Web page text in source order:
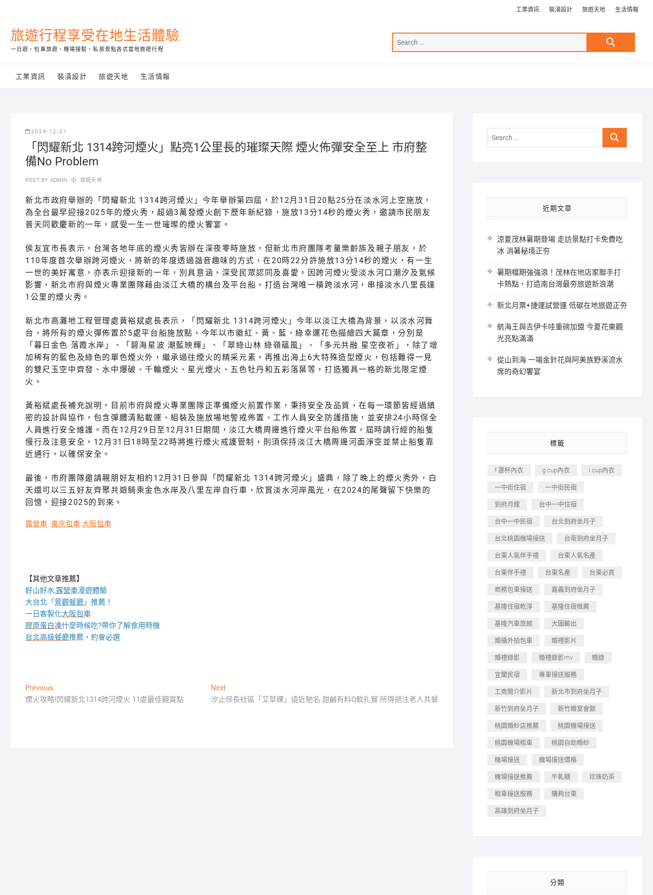
content
工業資訊 裝潢設計 旅遊天地 生活情報
旅遊行程享受在地生活體驗
一日遊、包車旅遊、機場接駁，私房景點各式當地旅遊行程
Search
工業資訊 裝潢設計 旅遊天地 生活情報
2024-12-21
「閃耀新北 1314跨河煙火」點亮1公里長的璀璨天際 煙火佈彈安全至上 市府整
備No Problem
POST BY ADMIN 旅遊天地
新北市政府舉辦的「閃耀新北 1314跨河煙火」今年舉辦第四屆，於12月31日20點25分在淡水河上空施放，
為全台最早迎接2025年的煙火秀，超過3萬發煙火創下歷年新紀錄，施放13分14秒的煙火秀，邀請市民朋友
普天同歡慶新的一年，感受一生一世璀璨的煙火饗宴。
侯友宜市長表示，台灣各地年底的煙火秀皆辦在深夜零時施放，但新北市府團隊考量樂齡族及親子朋友，於
110年度首次舉辦跨河煙火，將新的年度透過諧音趣味的方式，在20時22分許施放13分14秒的煙火，有一生
一世的美好寓意，亦表示迎接新的一年，別具意涵，深受民眾認同及喜愛。因跨河煙火受淡水河口潮汐及氣候
影響，新北市府與煙火專業團隊藉由淡江大橋的構台及平台船，打造台灣唯一橫跨淡水河，串接淡水八里長達
1公里的煙火秀。
新北市高灘地工程管理處黃裕斌處長表示，「閃耀新北 1314跨河煙火」今年以淡江大橋為背景，以淡水河舞
台，將所有的煙火彈佈置於5處平台船施放點，今年以市徽紅、黃、藍、綠幸運花色描繪四大篇章，分別是
「暮日金色 落霞水岸」、「碧海星波 潮藍映輝」、「翠綠山林 綠嶺蘊風」、「多元共融 星空夜祈」，除了增
加稀有的藍色及綠色的單色煙火外，繼承過往煙火的精采元素，再推出海上6大特殊造型煙火，包括難得一見
的雙尺玉空中齊發、水中爆破、千輪煙火、星光煙火、五色牡丹和五彩落葉等，打造獨具一格的新北限定煙
火。
黃裕斌處長補充說明，目前市府與煙火專業團隊正準備煙火前置作業，秉持安全及品質，在每一環節皆經過縝
密的設計與協作，包含彈體清點載運、組裝及施放場地警戒佈置、工作人員安全防護措施，並安排24小時保全
人員進行安全維護。而在12月29日至12月31日期間，淡江大橋周邊進行煙火平台船佈置，屆時請行經的船隻
慢行及注意安全，12月31日18時至22時將進行煙火戒護管制，則須保持淡江大橋周邊河面淨空並禁止船隻靠
近通行，以確保安全。
最後，市府團隊邀請親朋好友相約12月31日參與「閃耀新北 1314跨河煙火」盛典，除了晚上的煙火秀外，白
天還可以三五好友齊聚共遊騎乘金色水岸及八里左岸自行車，欣賞淡水河岸風光，在2024的尾聲留下快樂的
回憶，迎接2025的到來。
露營車 東京包車 大阪包車
【其他文章推薦】
好山好水,露營車漫遊體驗
大台北「 景觀餐廳 」推薦！
一日客製化大阪包車
膠原蛋白凍什麼時候吃?帶你了解食用時機
台北高級餐廳推薦・約會必選
文
章
Previous
post:
煙火攻略!閃耀新北1314跨河煙火 11處最佳觀賞點
NextNext
post:
汐止保長社區「艾草粿」遠近馳名 甜鹹有料Q軟扎實 所得挹注老人共餐
Search
近期文章
涼夏茂林暑期登場 走訪景點打卡免費吃
冰 消暑秘境正夯
暑期檔期強強滾！茂林在地店家聯手打
卡熱點，打造南台灣最夯旅遊新浪潮
新北月票+捷運試營運 低碳在地旅遊正夯
航海王與吉伊卡哇重磅加盟 今夏花東觀
光亮點滿滿
從山到海 一場金針花與阿美族野溪流水
席的奇幻饗宴
標籤
f 罩杯內衣 g cup內衣 i cup內衣
一中街住宿 一中街民宿
到府月嫂 台中一中住宿
台中一中民宿 台北到府坐月子
台北桃園機場接送 台南到府坐月子
台東人氣伴手禮 台東人氣名產
台東伴手禮 台東名產 台東必買
商務包車接送 嘉義到府坐月子
基隆住宿乾淨 基隆住宿推薦
基隆汽車旅館 大圖輸出
婚攝外拍包車 婚禮影片
婚禮錄影 婚禮錄影mv 婚錄
宜蘭民宿 專車接送服務
工商簡介影片 新北市到府坐月子
新竹到府坐月子 新竹婚宴會館
桃園婚紗店推薦 桃園機場接送
桃園機場租車 桃園自助婚紗
機場接送 機場接送價格
機場接送推薦 牛軋糖 珍珠奶茶
租車接送服務 購夠台東
高雄到府坐月子
分類